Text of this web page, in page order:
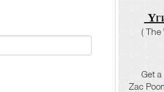
( The
Get a
Zac